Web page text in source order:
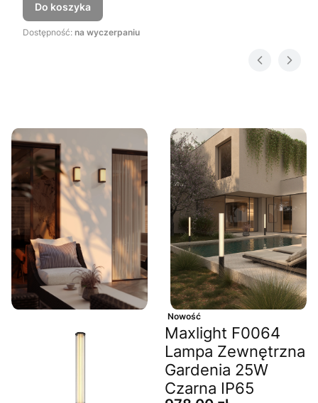
Do koszyka
Dostępność: na wyczerpaniu
Nowość
Maxlight F0064
Lampa Zewnętrzna
Gardenia 25W
Czarna IP65